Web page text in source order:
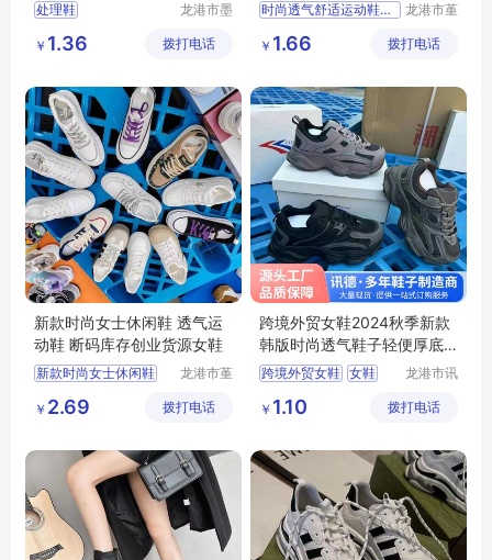
处理鞋
龙港市墨
务商行
￥ 1.36 拨打电话
时尚透气舒适运动鞋创业直播赶集夜市
运动鞋 舒适运动鞋
龙港市堇
￥ 1.66 拨打电话
新款时尚女士休闲鞋 透气运
动鞋 断码库存创业货源女鞋
新款时尚女士休闲鞋
断码库存创业货源女鞋
龙港市堇
￥ 2.69 拨打电话
跨境外贸女鞋2024秋季新款
韩版时尚透气鞋子轻便厚底
休闲运动鞋
跨境外贸女鞋 女鞋
轻便厚底休闲运动鞋
龙港市讯
（个体工
￥ 1.10 拨打电话